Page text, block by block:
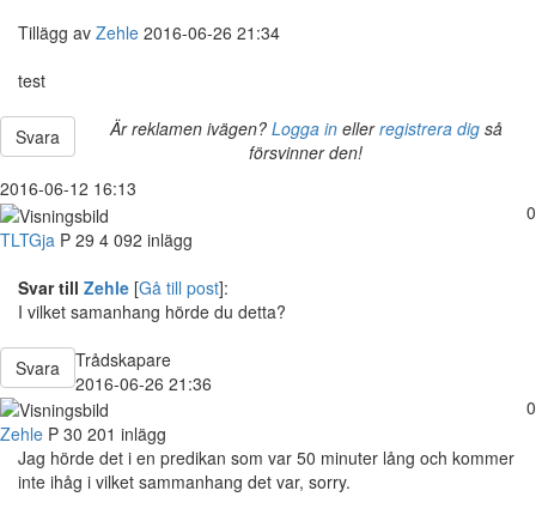
Tillägg av Zehle 2016-06-26 21:34
test
Svara Är reklamen ivägen? Logga inellerregistrera digså
försvinner den!
2016-06-12 16:13
0
TLTGja P 29 4 092 inlägg
Svar till Zehle [Gå till post]:
I vilket samanhang hörde du detta?
Svara
Trådskapare
2016-06-26 21:36
0
Zehle P 30 201 inlägg
Jag hörde det i en predikan som var 50 minuter lång och kommer
inte ihåg i vilket sammanhang det var, sorry.